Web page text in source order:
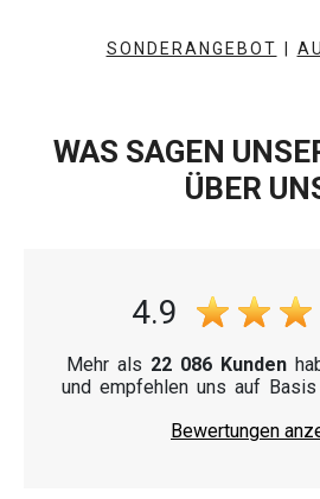
SONDERANGEBOT |
WAS SAGEN
ÜBER
4.9
Mehr als 22 086 Kunden
und empfehlen uns auf
Bewertungen